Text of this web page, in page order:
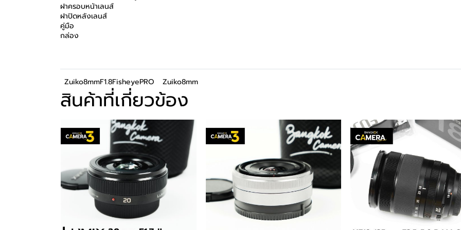
ฝาครอบหน้าเลนส์
ฝาปิดหลังเลนส์
คู่มือ
กล่อง
Zuiko8mmF1.8FisheyePRO Zuiko8mm
สินค้าที่เกี่ยวข้อง